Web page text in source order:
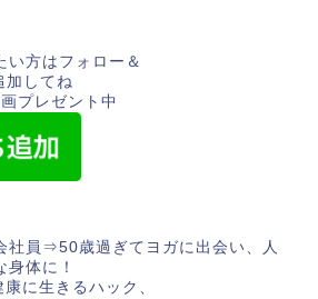
い方はフォロー＆
加してね
プレゼント中
社員⇒50歳過ぎてヨガに出会い、人
体に！
に生きるハック、